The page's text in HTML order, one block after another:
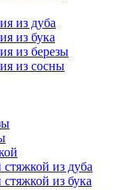
из дуба
из бука
из березы
из сосны
из дуба
из бука